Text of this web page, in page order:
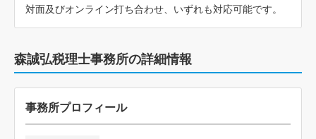
対面及びオンライン打ち合わせ、いずれも対応可能です。
森誠弘税理士事務所の詳細情報
事務所プロフィール